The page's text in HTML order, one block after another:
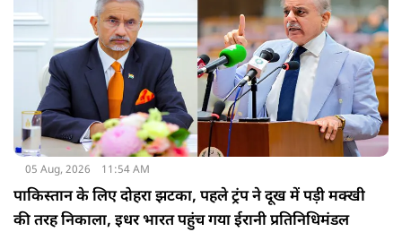
05 Aug, 2026 11:54 AM
पाकिस्तान के लिए दोहरा झटका, पहले ट्रंप ने दूख में पड़ी मक्खी
की तरह निकाला, इधर भारत पहुंच गया ईरानी प्रतिनिधिमंडल